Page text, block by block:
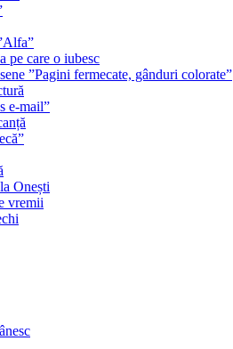
pe care o iubesc
”Pagini fermecate, gânduri colorate”
e-mail”
Onești
vremii